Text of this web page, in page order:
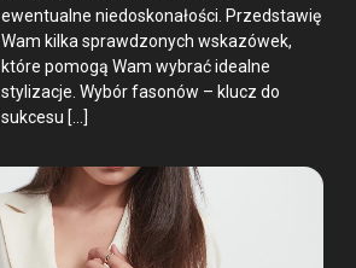
ewentualne niedoskonałości. Przedstawię
Wam kilka sprawdzonych wskazówek,
które pomogą Wam wybrać idealne
stylizacje. Wybór fasonów – klucz do
sukcesu […]